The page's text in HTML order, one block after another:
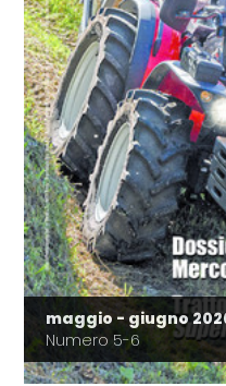
maggio - giugno
Numero 5-6